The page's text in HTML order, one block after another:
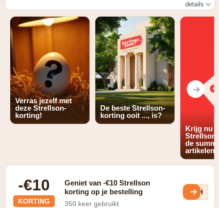
details
15% korting op artikelen uit de summer special categorie
Verras jezelf met
deze Strellson-
korting!
De beste Strellson-
korting ooit ..., is?
Krijg nu
Strellson
de
artikelen
-€10
KORTING
Geniet van -€10 Strellson
korting op je bestelling
350 keer gebruikt
i3H